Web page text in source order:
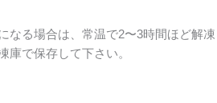
なる場合は、常温で2〜3時間ほど解凍
庫で保存して下さい。